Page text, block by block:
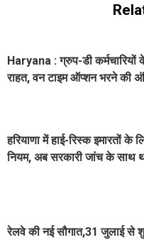
Haryana : ग्रुप-डी कर्मचारियों
राहत, वन टाइम ऑप्शन भरने की
हरियाणा में हाई-रिस्क इमारतों के
नियम, अब सरकारी जांच के साथ
रेलवे की नई सौगात,31 जुलाई से